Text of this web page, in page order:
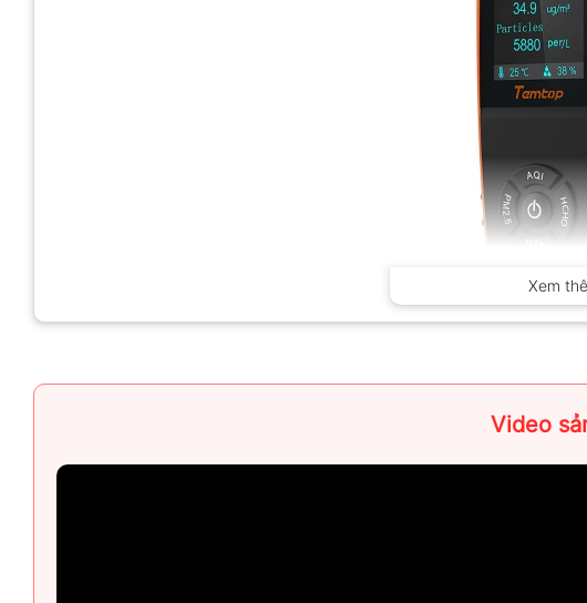
Máy dò chất lượng không
Temtop LKC-1000S+ 2nd
là máy đo chất lượng không khí
Xem
Video